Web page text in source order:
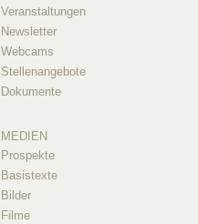
Veranstaltungen
Newsletter
Webcams
Stellenangebote
Dokumente
MEDIEN
Prospekte
Basistexte
Bilder
Filme